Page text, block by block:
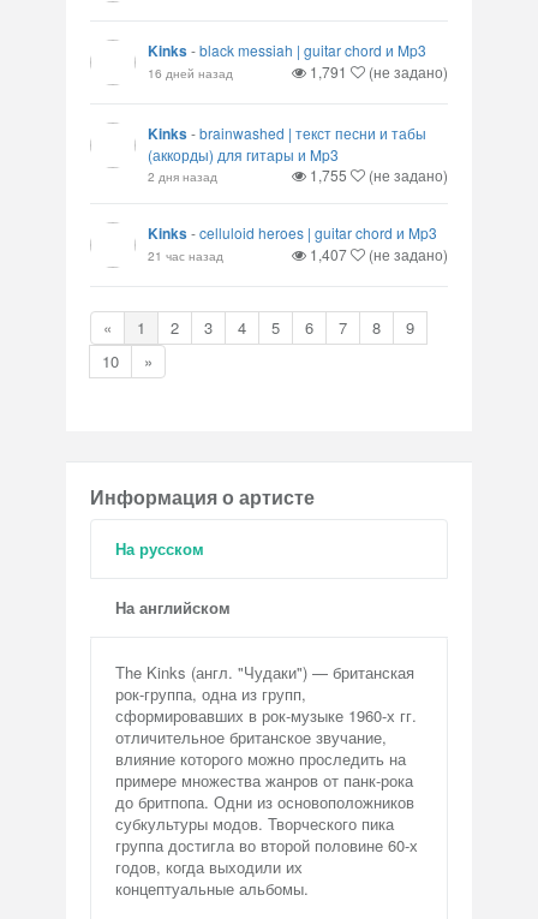
Kinks-black messiah | guitar chord и Mp3
16 дней назад 1,791 (не задано)
Kinks-brainwashed | текст песни и табы
(аккорды) для гитары и Mp3
2 дня назад 1,755 (не задано)
Kinks-celluloid heroes | guitar chord и Mp3
21 час назад 1,407 (не задано)
« 1 2 3 4 5 6 7 8
9
10
»
Информация о артисте
На русском
На английском
The Kinks (англ. "Чудаки") — британская
рок-группа, одна из групп,
сформировавших в рок-музыке 1960-х гг.
отличительное британское звучание,
влияние которого можно проследить на
примере множества жанров от панк-рока
до бритпопа. Одни из основоположников
субкультуры модов. Творческого пика
группа достигла во второй половине 60-х
годов, когда выходили их
концептуальные альбомы.